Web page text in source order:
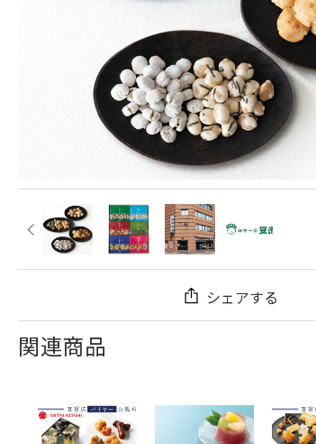
シェアする
関連商品